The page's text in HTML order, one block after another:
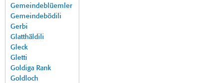
Gemeindeblüemler
Gemeindebödili
Gerbi
Glatthäldili
Gleck
Gletti
Goldiga Rank
Goldloch